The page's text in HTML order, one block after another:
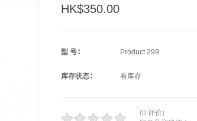
HK$350.00
型 号∶ Product 299
库存状态∶ 有库存
(0 评价)